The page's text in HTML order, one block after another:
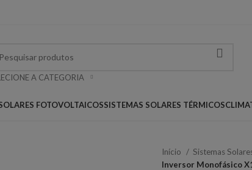
A CATEGORIA
FOTOVOLTAICOSSISTEMAS SOLARES TÉRMICOS
Início Sistemas
Inversor Monofásico